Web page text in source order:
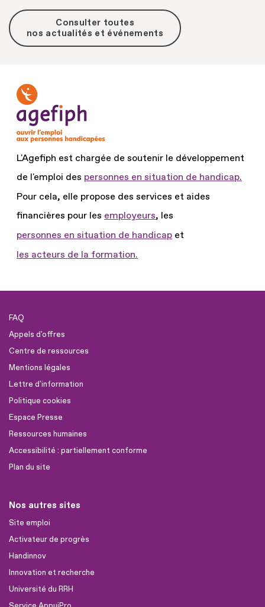
Consulter toutes
nos actualités et événements
L'Agefiph est chargée de soutenir le développement
de l'emploi des personnes en situation de handicap.
Pour cela, elle propose des services et aides
financières pour les employeurs, les
personnes en situation de handicap et
les acteurs de la formation.
FAQ
Appels d'offres
Centre de ressources
Mentions légales
Lettre d'information
Politique cookies
Espace Presse
Ressources humaines
Accessibilité : partiellement conforme
Plan du site
Nos autres sites
Site emploi
Activateur de progrès
Handinnov
Innovation et recherche
Université du RRH